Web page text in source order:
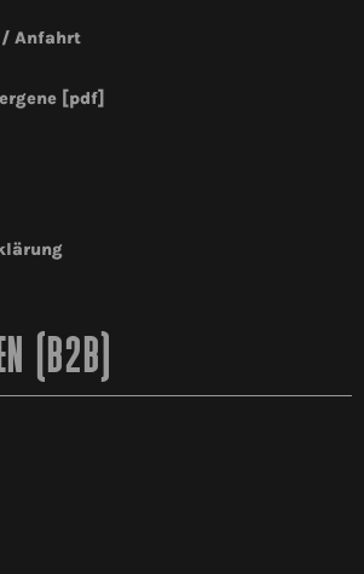
Anfahrt
[pdf]
(B2B)